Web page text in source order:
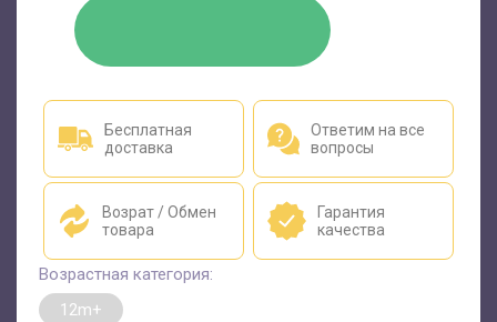
Бесплатная
доставка
Ответим на все
вопросы
Возрат / Обмен
товара
Гарантия
качества
Возрастная категория:
12m+